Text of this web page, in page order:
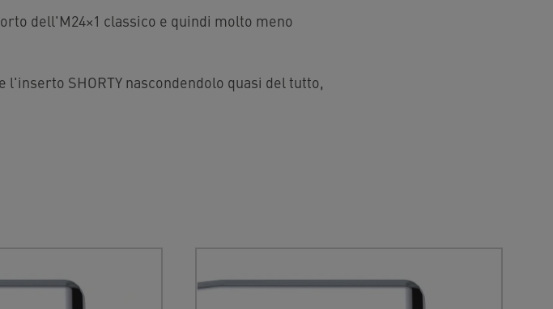
dell'M24×1 classico e quindi molto meno
SHORTY nascondendolo quasi del tutto,